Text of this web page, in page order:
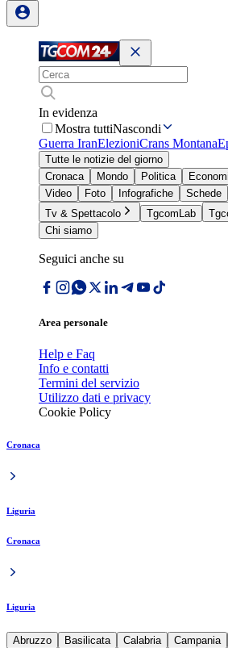
In evidenza
Mostra tuttiNascondi
Guerra IranElezioniCrans Montana
Tutte le notizie del giorno
Cronaca
Mondo Politica
Video
Foto Infografiche
Schede
Tv & Spettacolo
TgcomLab
Chi siamo
Seguici anche su
Area personale
Help e Faq
Info e contatti
Termini del servizio
Utilizzo dati e privacy
Cookie Policy
Cronaca
Liguria
Cronaca
Liguria
Abruzzo Basilicata Calabria Campania